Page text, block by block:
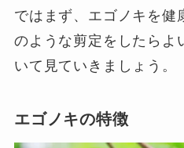
ではまず、エゴノキを健
のような剪定をしたらよ
いて見ていきましょう。
エゴノキの特徴